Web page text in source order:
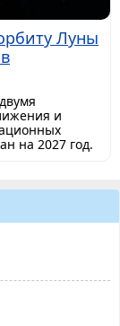
Луны
и
на 2027 год.